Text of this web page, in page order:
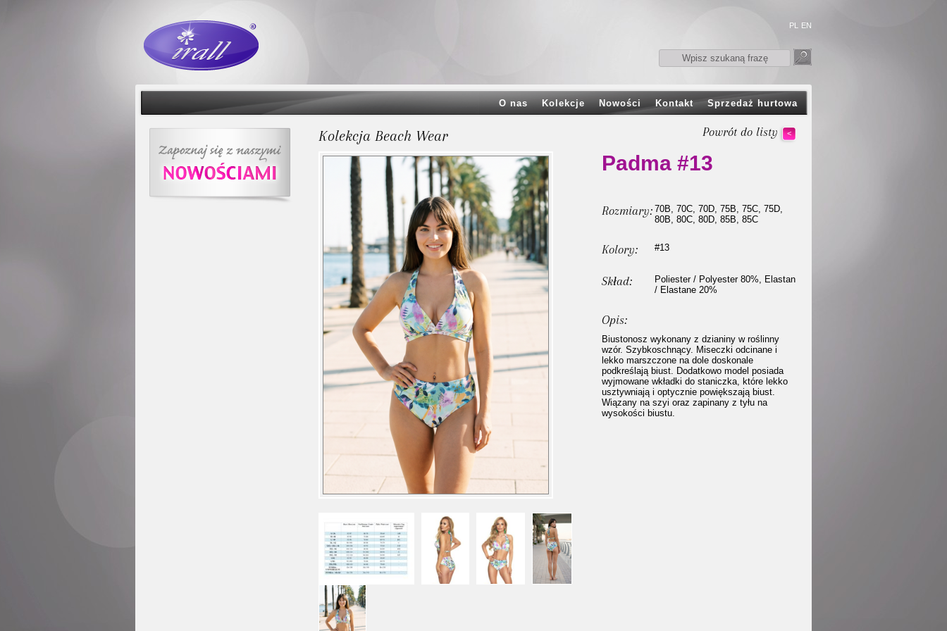
PL EN
O nas Kolekcje Nowości Kontakt Sprzedaż hurtowa
Kolekcja Beach Wear Powrót do listy <
Padma #13
Rozmiary: 70B, 70C, 70D, 75B, 75C, 75D,
80B, 80C, 80D, 85B, 85C
Kolory: #13
Skład:
Poliester / Polyester 80%, Elastan
/ Elastane 20%
Opis:
Biustonosz wykonany z dzianiny w roślinny
wzór. Szybkoschnący. Miseczki odcinane i
lekko marszczone na dole doskonale
podkreślają biust. Dodatkowo model posiada
wyjmowane wkładki do staniczka, które lekko
usztywniają i optycznie powiększają biust.
Wiązany na szyi oraz zapinany z tyłu na
wysokości biustu.